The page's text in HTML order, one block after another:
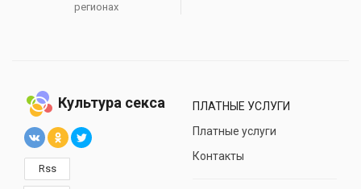
регионах
Культура секса
Rss
ПЛАТНЫЕ УСЛУГИ
Платные услуги
Контакты